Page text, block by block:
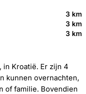
3 km
3 km
3 km
in Kroatië. Er zijn 4
kunnen overnachten,
of familie. Bovendien